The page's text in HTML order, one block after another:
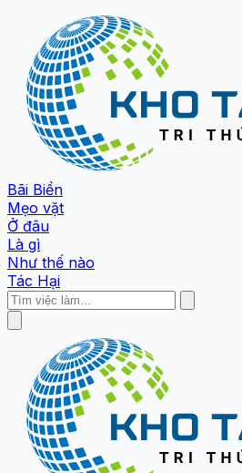
Bãi Biển
Mẹo vặt
Ở đâu
Là gì
Như thế nào
Tác Hại